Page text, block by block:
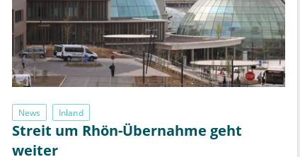
News Inland
Streit um Rhön-Übernahme geht
weiter